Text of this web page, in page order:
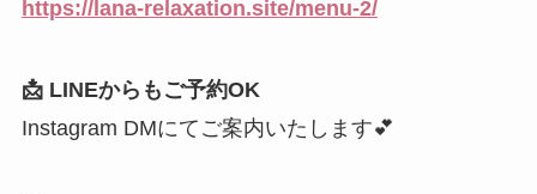
https://lana-relaxation.site/menu-2/
📩 LINEからもご予約OK
Instagram DMにてご案内いたします💕